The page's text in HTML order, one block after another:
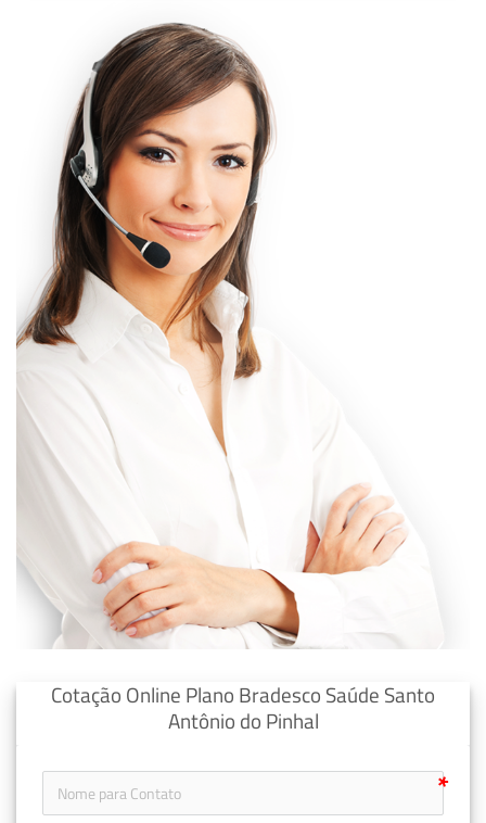
Cotação Online Plano Bradesco Saúde Santo
Antônio do Pinhal